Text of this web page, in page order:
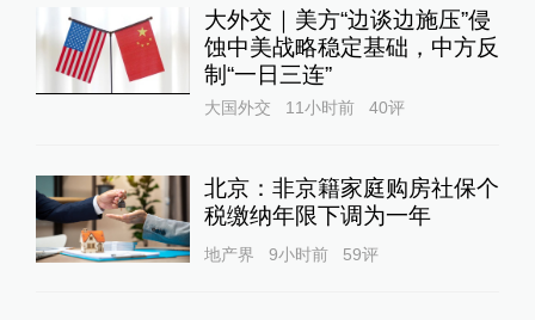
大外交｜美方“边谈边施压”侵
蚀中美战略稳定基础，中方反
制“一日三连”
大国外交 11小时前 40评
北京：非京籍家庭购房社保个
税缴纳年限下调为一年
地产界 9小时前 59评